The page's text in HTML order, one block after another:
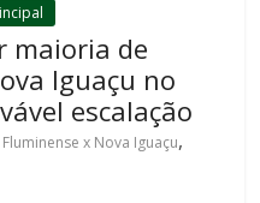
maioria de
Iguaçu no
escalação
Fluminense x Nova Iguaçu,